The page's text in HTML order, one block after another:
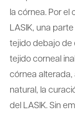
la córnea. Por el
LASIK, una
tejido debajo de
tejido corneal
córnea
natural, la
del LASIK. Sin